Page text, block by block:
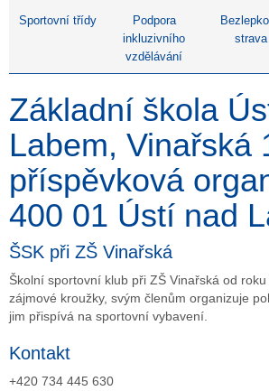
Sportovní třídy
Podpora
inkluzivního
vzdělávání
strava
Základní škola
Labem, Vinařská
příspěvková
400 01 Ústí nad
ŠSK při ZŠ Vinařská
Školní sportovní klub při ZŠ Vinařská od
zájmové kroužky, svým členům organizuje
jim přispívá na sportovní vybavení.
Kontakt
+420 734 445 630